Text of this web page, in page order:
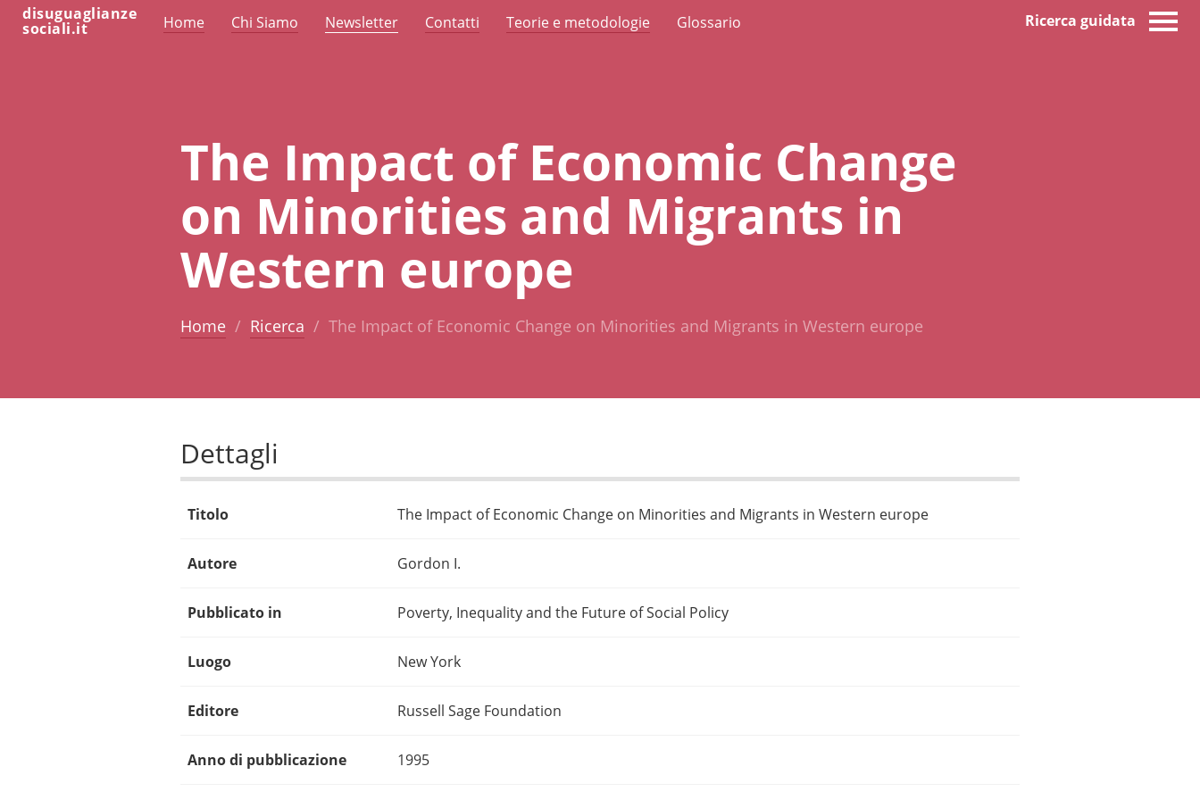
disuguaglianze
sociali.it Home Chi Siamo Newsletter Contatti Teorie e metodologie Glossario Ricerca guidata
The Impact of Economic Change
on Minorities and Migrants in
Western europe
Home Ricerca The Impact of Economic Change on Minorities and Migrants in Western europe
Dettagli
Titolo The Impact of Economic Change on Minorities and Migrants in Western europe
Autore Gordon I.
Pubblicato in Poverty, Inequality and the Future of Social Policy
Luogo New York
Editore Russell Sage Foundation
Anno di pubblicazione 1995